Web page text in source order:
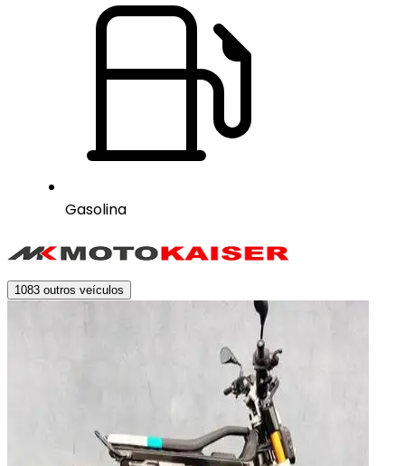
Gasolina
1083 outros veículos